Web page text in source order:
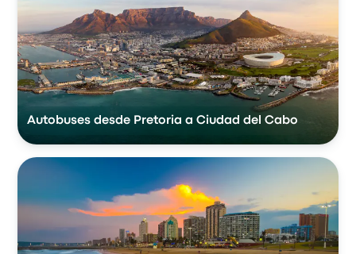
Autobuses desde Pretoria a Ciudad del Cabo